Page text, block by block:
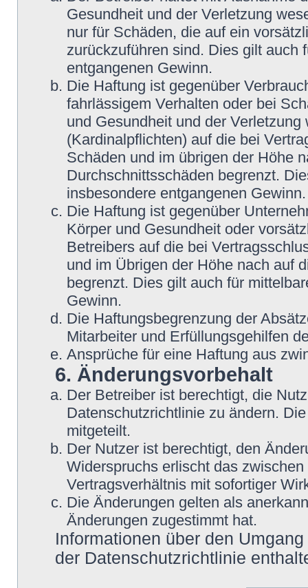
Gesundheit und der Verletzung
nur für Schäden, die auf ein
zurückzuführen sind. Dies gilt auch
entgangenen Gewinn.
Die Haftung ist gegenüber
fahrlässigem Verhalten oder bei
und Gesundheit und der
(Kardinalpflichten) auf die bei
Schäden und im übrigen der Höhe
Durchschnittsschäden begrenzt.
insbesondere entgangenen Gewinn.
Die Haftung ist gegenüber
Körper und Gesundheit oder
Betreibers auf die bei
und im Übrigen der Höhe nach auf
begrenzt. Dies gilt auch für
Gewinn.
Die Haftungsbegrenzung der
Mitarbeiter und Erfüllungsgehilfen
Ansprüche für eine Haftung aus
6. Änderungsvorbehalt
Der Betreiber ist berechtigt, die
Datenschutzrichtlinie zu ändern.
mitgeteilt.
Der Nutzer ist berechtigt, den
Widerspruchs erlischt das
Vertragsverhältnis mit sofortiger
Die Änderungen gelten als
Änderungen zugestimmt hat.
Informationen über den
der Datenschutzrichtlinie